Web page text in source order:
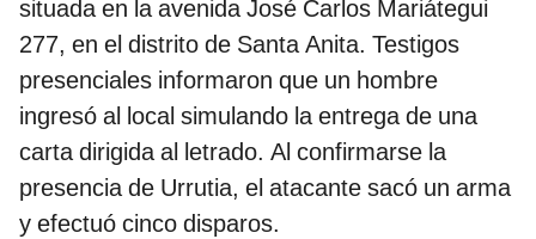
situada en la avenida José Carlos Mariátegui
277, en el distrito de Santa Anita. Testigos
presenciales informaron que un hombre
ingresó al local simulando la entrega de una
carta dirigida al letrado. Al confirmarse la
presencia de Urrutia, el atacante sacó un arma
y efectuó cinco disparos.